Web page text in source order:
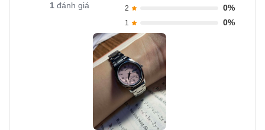
1 đánh giá 2 0%
1 0%